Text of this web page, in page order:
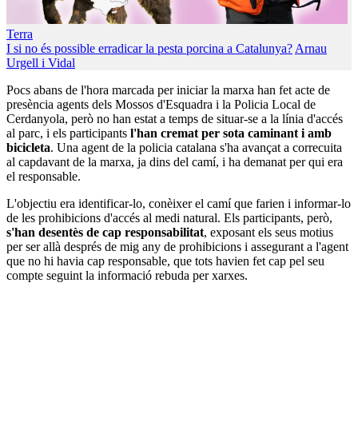
Terra
I si no és possible erradicar la pesta porcina a Catalunya? Arnau
Urgell i Vidal
Pocs abans de l'hora marcada per iniciar la marxa han fet acte de
presència agents dels Mossos d'Esquadra i la Policia Local de
Cerdanyola, però no han estat a temps de situar-se a la línia d'accés
al parc, i els participants l'han cremat per sota caminant i amb
bicicleta. Una agent de la policia catalana s'ha avançat a correcuita
al capdavant de la marxa, ja dins del camí, i ha demanat per qui era
el responsable.
L'objectiu era identificar-lo, conèixer el camí que farien i informar-lo
de les prohibicions d'accés al medi natural. Els participants, però,
s'han desentès de cap responsabilitat, exposant els seus motius
per ser allà després de mig any de prohibicions i assegurant a l'agent
que no hi havia cap responsable, que tots havien fet cap pel seu
compte seguint la informació rebuda per xarxes.